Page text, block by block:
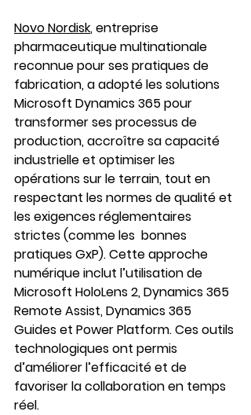
Novo Nordisk, entreprise
pharmaceutique multinationale
reconnue pour ses pratiques de
fabrication, a adopté les solutions
Microsoft Dynamics 365 pour
transformer ses processus de
production, accroître sa capacité
industrielle et optimiser les
opérations sur le terrain, tout en
respectant les normes de qualité et
les exigences réglementaires
strictes (comme les  bonnes
pratiques GxP). Cette approche
numérique inclut l’utilisation de
Microsoft HoloLens 2, Dynamics 365
Remote Assist, Dynamics 365
Guides et Power Platform. Ces outils
technologiques ont permis
d’améliorer l’efficacité et de
favoriser la collaboration en temps
réel.